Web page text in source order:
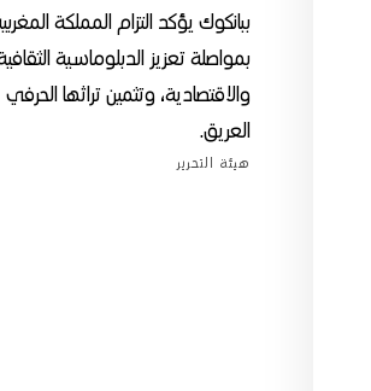
ببانكوك يؤكد التزام المملكة
بمواصلة تعزيز الدبلوماسية
والاقتصادية، وتثمين تراثها الحرفي
العريق.
هيئة التحرير